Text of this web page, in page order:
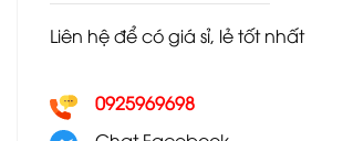
Liên hệ để có giá sỉ, lẻ tốt nhất
0925969698